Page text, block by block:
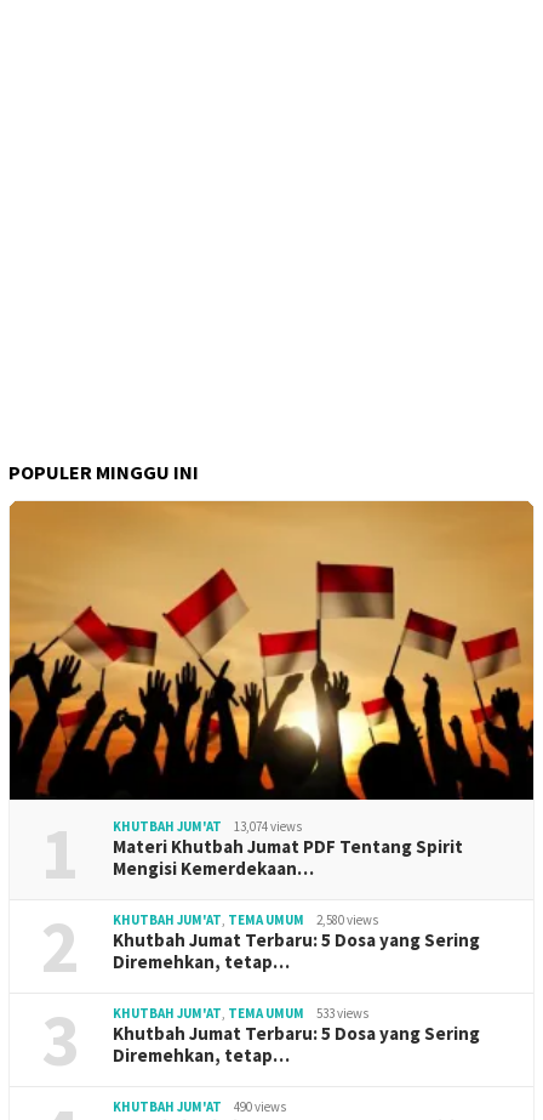
POPULER MINGGU INI
1 KHUTBAH JUM'AT 13,074 views
Materi Khutbah Jumat PDF Tentang Spirit
Mengisi Kemerdekaan…
2 KHUTBAH JUM'AT, TEMA UMUM 2,580 views
Khutbah Jumat Terbaru: 5 Dosa yang Sering
Diremehkan, tetap…
3 KHUTBAH JUM'AT, TEMA UMUM 533 views
Khutbah Jumat Terbaru: 5 Dosa yang Sering
Diremehkan, tetap…
KHUTBAH JUM'AT 490 views